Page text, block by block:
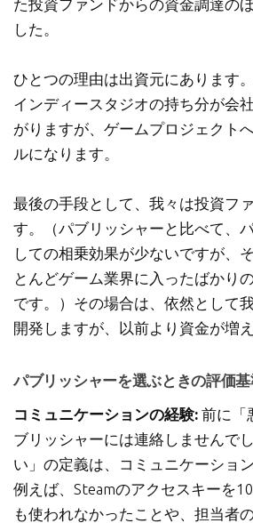
た投資ファンドからの資金調達の
した。
ひとつの理由は出資元にあります
インディースタジオの持ち分が会
がりますが、ゲームプロジェクト
ルになります。
最後の手段として、我々は投資フ
す。（パブリッシャーと比べて、
しての相乗効果が少ないですが、
とんどゲーム業界に入ったばかり
です。）その場合は、依然として
開発しますが、以前より資金が増え
パブリッシャーを選ぶときの評価
コミュニケーションの経験: 前に「
ブリッシャーには連絡しませんで
い」の定義は、コミュニケーショ
例えば、Steamのアクセスキーを
も使われなかったことや、担当者